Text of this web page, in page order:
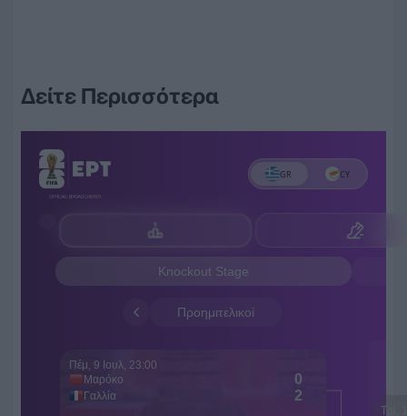
Δείτε Περισσότερα